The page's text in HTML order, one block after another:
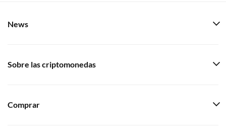
News
Sobre las criptomonedas
Comprar